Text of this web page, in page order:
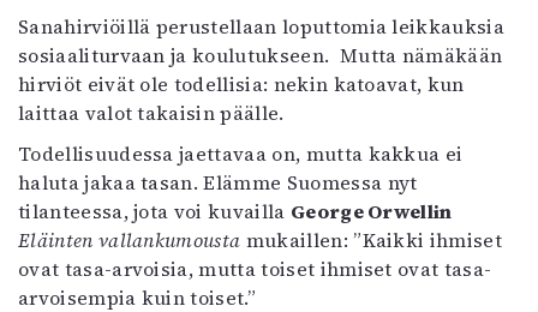
Sanahirviöillä perustellaan loputtomia leikkauksia
sosiaaliturvaan ja koulutukseen. Mutta nämäkään
hirviöt eivät ole todellisia: nekin katoavat, kun
laittaa valot takaisin päälle.
Todellisuudessa jaettavaa on, mutta kakkua ei
haluta jakaa tasan. Elämme Suomessa nyt
tilanteessa, jota voi kuvailla George Orwellin
Eläinten vallankumousta mukaillen: ”Kaikki ihmiset
ovat tasa-arvoisia, mutta toiset ihmiset ovat tasa-
arvoisempia kuin toiset.”